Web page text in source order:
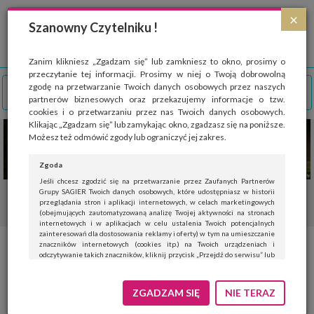
×
Szanowny Czytelniku !
Zanim klikniesz „Zgadzam się” lub zamkniesz to okno, prosimy o
przeczytanie tej informacji. Prosimy w niej o Twoją dobrowolną
zgodę na przetwarzanie Twoich danych osobowych przez naszych
partnerów biznesowych oraz przekazujemy informacje o tzw.
cookies i o przetwarzaniu przez nas Twoich danych osobowych.
Klikając „Zgadzam się” lub zamykając okno, zgadzasz się na poniższe.
Możesz też odmówić zgody lub ograniczyć jej zakres.
Zgoda
Jeśli chcesz zgodzić się na przetwarzanie przez Zaufanych Partnerów
Grupy SAGIER Twoich danych osobowych, które udostępniasz w historii
przeglądania stron i aplikacji internetowych, w celach marketingowych
(obejmujących zautomatyzowaną analizę Twojej aktywności na stronach
internetowych i w aplikacjach w celu ustalenia Twoich potencjalnych
zainteresowań dla dostosowania reklamy i oferty) w tym na umieszczanie
znaczników internetowych (cookies itp.) na Twoich urządzeniach i
odczytywanie takich znaczników, kliknij przycisk „Przejdź do serwisu” lub
Jeśli nie chcesz wyrazić zgody, kliknij „Nie teraz”.
Wyrażenie zgody jest dobrowolne. Możesz edytować zakres zgody, w tym
ZGADZAM SIĘ NIE TERAZ
Strona wykorzystuje pliki cookies, które służą głównie do celów statystycznych.
Wyrażając zgodę na używanie 'cookies', zezwalasz na zapisanie ich w pamięci
przeglądarki. Przejdź do
polityki cookies
Jak komponować menu dziecka
w wieku 1-3 lata